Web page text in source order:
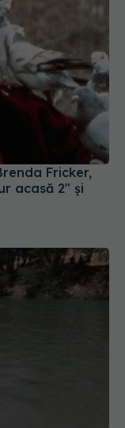
Fricker,
acasă 2" și